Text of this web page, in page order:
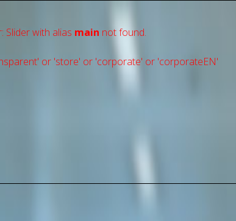
Slider with alias main not found.
or 'store' or 'сorporate' or 'corporateEN'